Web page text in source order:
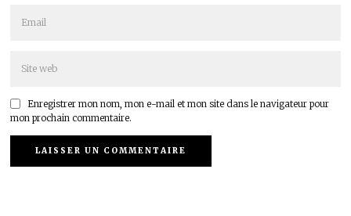
Enregistrer mon nom, mon e-mail et mon site dans le navigateur pour
mon prochain commentaire.